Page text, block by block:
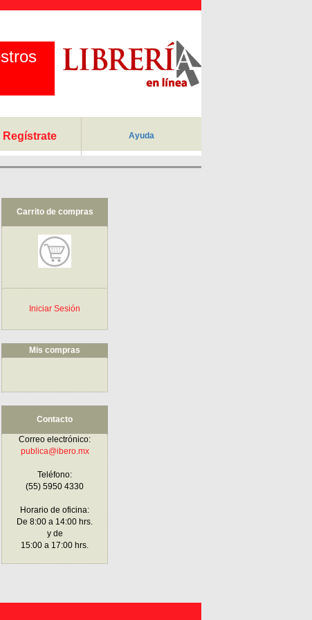
Regístrate
Ayuda
Carrito de compras
Iniciar Sesión
Mis compras
Contacto
Correo electrónico:
publica@ibero.mx
Teléfono:
(55) 5950 4330
Horario de oficina:
De 8:00 a 14:00 hrs.
y de
15:00 a 17:00 hrs.